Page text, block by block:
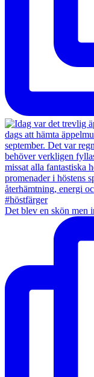
Det blev en skön men